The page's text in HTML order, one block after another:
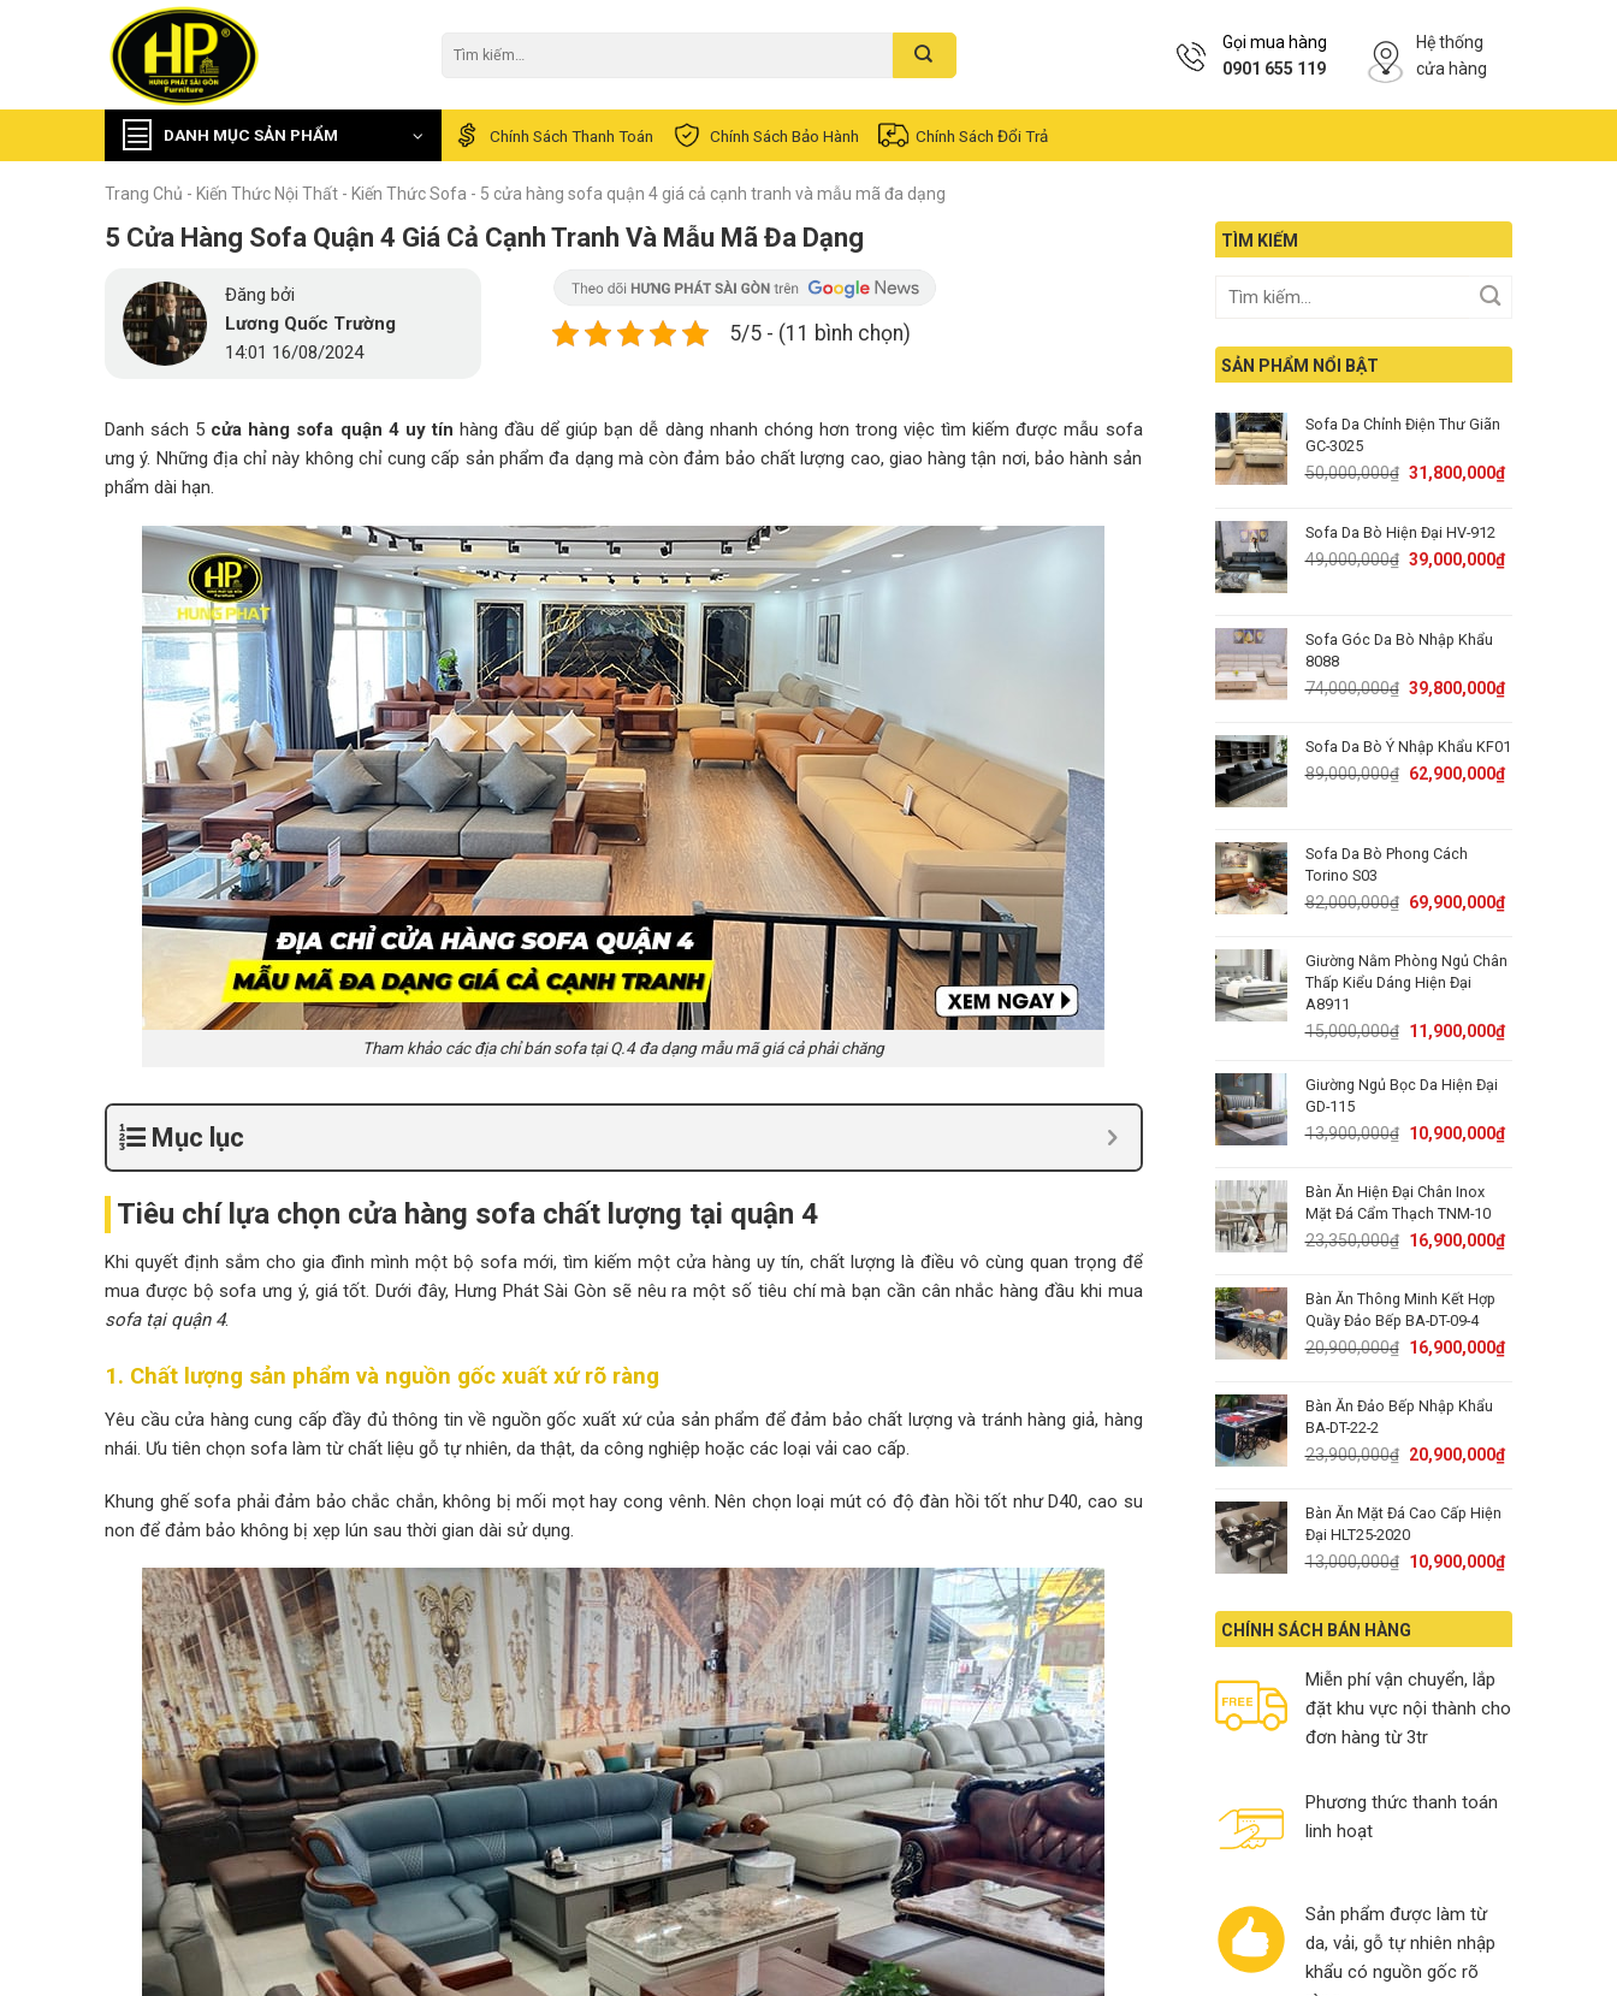
kiếm:
Gọi mua hàng
0901 655 119
Hệ thống
cửa hàng
DANH MỤC SẢN PHẨM Chính Sách Thanh Toán Chính Sách Bảo Hành Chính Sách Đổi Trả
Trang Chủ - Kiến Thức Nội Thất - Kiến Thức Sofa - 5 cửa hàng sofa quận 4 giá cả cạnh tranh và mẫu mã đa dạng
5 Cửa Hàng Sofa Quận 4 Giá Cả Cạnh Tranh Và Mẫu Mã Đa Dạng
Đăng bởi
Lương Quốc Trường
14:01 16/08/2024
5/5 - (11 bình chọn)
Danh sách 5 cửa hàng sofa quận 4 uy tín hàng đầu dể giúp bạn dễ dàng nhanh chóng hơn trong việc tìm kiếm được mẫu sofa
ưng ý. Những địa chỉ này không chỉ cung cấp sản phẩm đa dạng mà còn đảm bảo chất lượng cao, giao hàng tận nơi, bảo hành sản
phẩm dài hạn.
Tham khảo các địa chỉ bán sofa tại Q.4 đa dạng mẫu mã giá cả phải chăng
Mục lục
Tiêu chí lựa chọn cửa hàng sofa chất lượng tại quận 4
Khi quyết định sắm cho gia đình mình một bộ sofa mới, tìm kiếm một cửa hàng uy tín, chất lượng là điều vô cùng quan trọng để
mua được bộ sofa ưng ý, giá tốt. Dưới đây, Hưng Phát Sài Gòn sẽ nêu ra một số tiêu chí mà bạn cần cân nhắc hàng đầu khi mua
sofa tại quận 4.
1. Chất lượng sản phẩm và nguồn gốc xuất xứ rõ ràng
Yêu cầu cửa hàng cung cấp đầy đủ thông tin về nguồn gốc xuất xứ của sản phẩm để đảm bảo chất lượng và tránh hàng giả, hàng
nhái. Ưu tiên chọn sofa làm từ chất liệu gỗ tự nhiên, da thật, da công nghiệp hoặc các loại vải cao cấp.
Khung ghế sofa phải đảm bảo chắc chắn, không bị mối mọt hay cong vênh. Nên chọn loại mút có độ đàn hồi tốt như D40, cao su
non để đảm bảo không bị xẹp lún sau thời gian dài sử dụng.
TÌM KIẾM
SẢN PHẨM NỔI BẬT
Sofa Da Chỉnh Điện Thư Giãn
GC-3025
50,000,000₫ Original
50,000,000₫.
31,800,000₫Current
Sofa Da Bò Hiện Đại HV-912
49,000,000₫ Original
49,000,000₫.
39,000,000₫Current
Sofa Góc Da Bò Nhập Khẩu
8088
74,000,000₫ Original
74,000,000₫.
39,800,000₫Current
39,800,000₫.
Sofa Da Bò Ý Nhập Khẩu KF01
89,000,000₫ Original
62,900,000₫Current
Sofa Da Bò Phong Cách
Torino S03
82,000,000₫ Original
82,000,000₫.
69,900,000₫Current
69,900,000₫.
Giường Nằm Phòng Ngủ Chân
Thấp Kiểu Dáng Hiện Đại
A8911
15,000,000₫ Original
was:
15,000,000₫.
11,900,000₫Current
Giường Ngủ Bọc Da Hiện Đại
GD-115
13,900,000₫ Original
13,900,000₫.
10,900,000₫Current
Bàn Ăn Hiện Đại Chân Inox
Mặt Đá Cẩm Thạch TNM-10
23,350,000₫ Original
23,350,000₫.
16,900,000₫Current
Bàn Ăn Thông Minh Kết Hợp
Quầy Đảo Bếp BA-DT-09-4
20,900,000₫ Original
20,900,000₫.
16,900,000₫Current
Bàn Ăn Đảo Bếp Nhập Khẩu
BA-DT-22-2
23,900,000₫ Original
23,900,000₫.
20,900,000₫Current
Bàn Ăn Mặt Đá Cao Cấp Hiện
Đại HLT25-2020
13,000,000₫ Original
was:
13,000,000₫.
10,900,000₫Current
is:
CHÍNH SÁCH BÁN HÀNG
Miễn phí vận chuyển, lắp
đặt khu vực nội thành cho
đơn hàng từ 3tr
Phương thức thanh toán
linh hoạt
Sản phẩm được làm từ
da, vải, gỗ tự nhiên nhập
khẩu có nguồn gốc rõ